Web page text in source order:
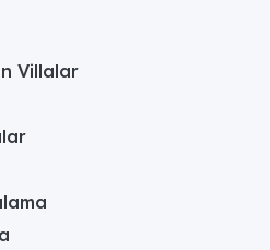
Villalar